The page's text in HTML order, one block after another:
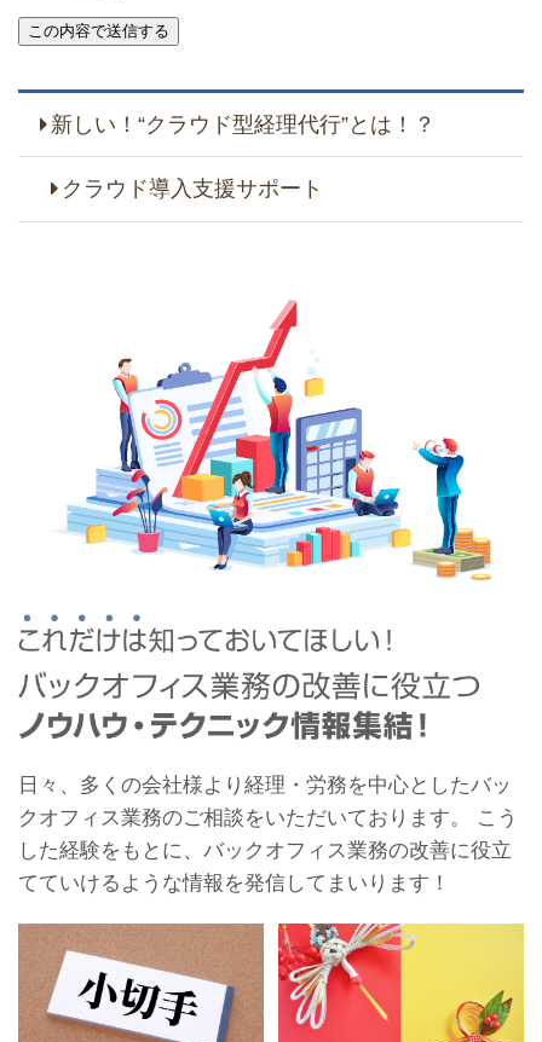
新しい！“クラウド型経理代行”とは！？
クラウド導入支援サポート
日々、多くの会社様より経理・労務を中心としたバッ
クオフィス業務のご相談をいただいております。 こう
した経験をもとに、バックオフィス業務の改善に役立
てていけるような情報を発信してまいります！